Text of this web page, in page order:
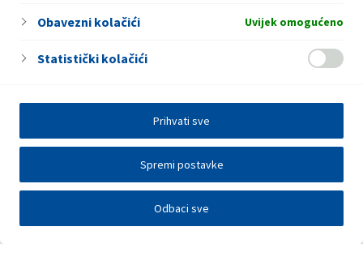
Obavezni kolačići Uvijek omogućeno
Statistički kolačići
Odbaci sve
Spremi postavke
Prihvati sve